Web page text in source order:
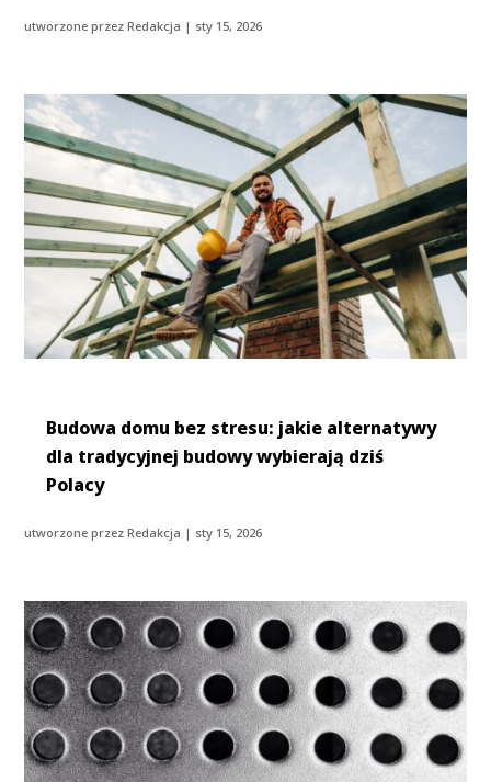
utworzone przezRedakcja | sty 15, 2026
Budowa domu bez stresu: jakie alternatywy
dla tradycyjnej budowy wybierają dziś
Polacy
utworzone przezRedakcja | sty 15, 2026